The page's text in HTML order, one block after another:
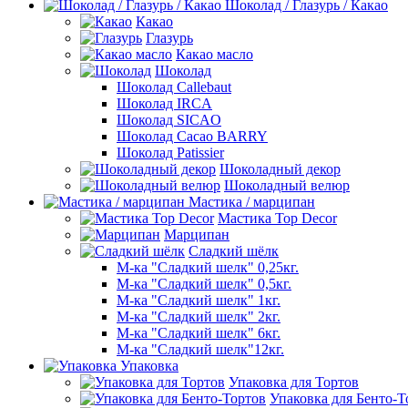
Шоколад / Глазурь / Какао
Какао
Глазурь
Какао масло
Шоколад
Шоколад Callebaut
Шоколад IRCA
Шоколад SICAO
Шоколад Cacao BARRY
Шоколад Patissier
Шоколадный декор
Шоколадный велюр
Мастика / марципан
Мастика Top Decor
Марципан
Сладкий шёлк
М-ка "Сладкий шелк" 0,25кг.
М-ка "Сладкий шелк" 0,5кг.
М-ка "Сладкий шелк" 1кг.
М-ка "Сладкий шелк" 2кг.
М-ка "Сладкий шелк" 6кг.
М-ка "Сладкий шелк"12кг.
Упаковка
Упаковка для Тортов
Упаковка для Бенто-